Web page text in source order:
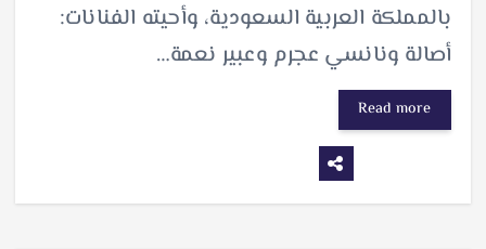
بالمملكة العربية السعودية، وأحيته الفنانات:
أصالة ونانسي عجرم وعبير نعمة…
Read more